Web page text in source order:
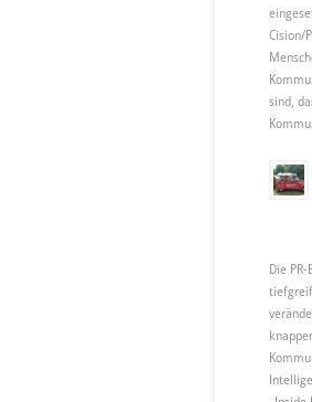
Cision/
sind,
Die